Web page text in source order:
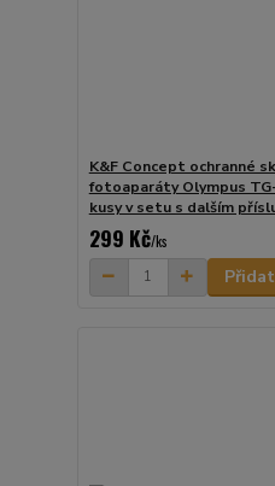
K&F Concept ochranné
fotoaparáty Olympus
kusy v setu s dalším
299 Kč/ks